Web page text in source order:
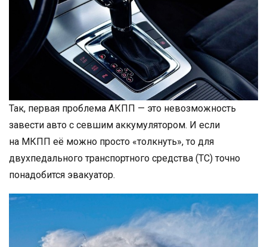
Так, первая проблема АКПП — это невозможность
завести авто с севшим аккумулятором. И если
на МКПП её можно просто «толкнуть», то для
двухпедального транспортного средства (ТС) точно
понадобится эвакуатор.